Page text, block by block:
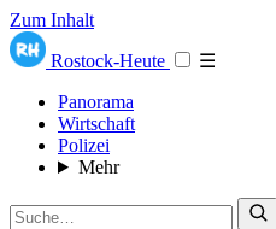
Zum Inhalt
Rostock-Heute
☰
Panorama
Wirtschaft
Polizei
Mehr